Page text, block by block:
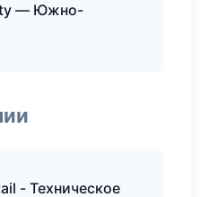
— Южно-
- Техническое